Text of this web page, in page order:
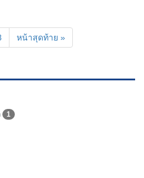
หน้าสุดท้าย »
1